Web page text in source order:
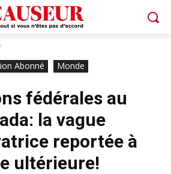
Abonné Monde
fédérales au
la vague
reportée à
ultérieure!